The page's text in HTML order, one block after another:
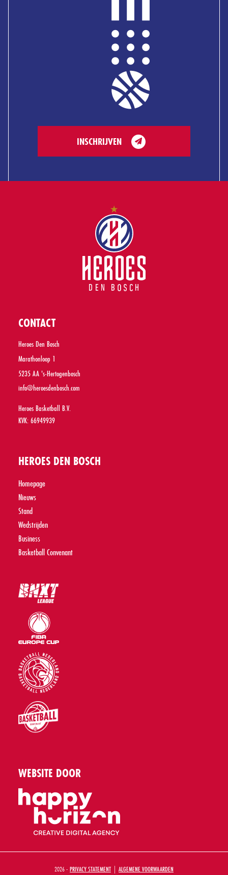
INSCHRIJVEN
CONTACT
Heroes Den Bosch
Marathonloop 1
5235 AA 's-Hertogenbosch
info@heroesdenbosch.com
Heroes Basketball B.V.
KVK: 66949939
HEROES DEN BOSCH
Homepage
Nieuws
Stand
Wedstrijden
Business
Basketball Convenant
WEBSITE DOOR
2026 - PRIVACY STATEMENT | ALGEMENE VOORWAARDEN